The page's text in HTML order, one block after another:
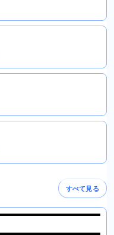
すべて見る